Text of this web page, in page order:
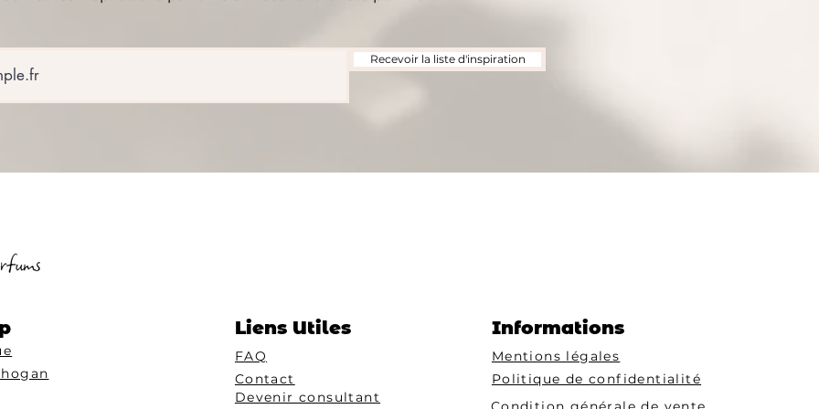
Recevoir la liste d'inspiration
Liens Utiles
FAQ
Contact
Devenir consultant
Informations
Mentions légales
Politique de confidentialité